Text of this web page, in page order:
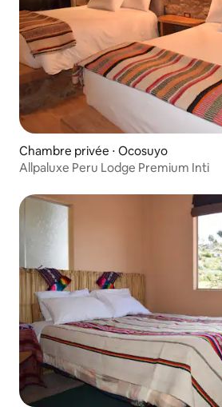
Chambre privée ⋅ Ocosuyo
Allpaluxe Peru Lodge Premium Inti